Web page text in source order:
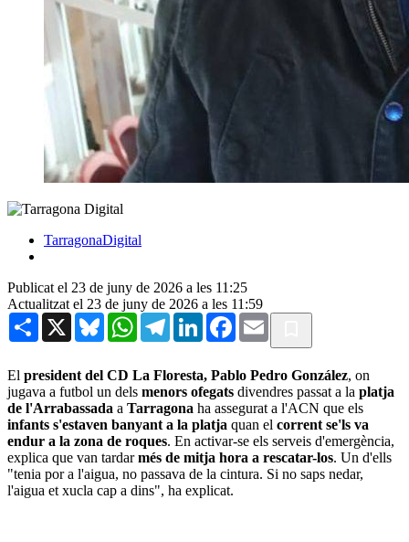
TarragonaDigital
Publicat el 23 de juny de 2026 a les 11:25
Actualitzat el 23 de juny de 2026 a les 11:59
Share X BlueskyWhatsAppTelegramLinkedInFacebook
Email
El president del CD La Floresta, Pablo Pedro González, on
jugava a futbol un dels menors ofegats divendres passat a la platja
de l'Arrabassada a Tarragona ha assegurat a l'ACN que els
infants s'estaven banyant a la platja quan el corrent se'ls va
endur a la zona de roques. En activar-se els serveis d'emergència,
explica que van tardarmés de mitja hora a rescatar-los. Un d'ells
"tenia por a l'aigua, no passava de la cintura. Si no saps nedar,
l'aigua et xucla cap a dins", ha explicat.